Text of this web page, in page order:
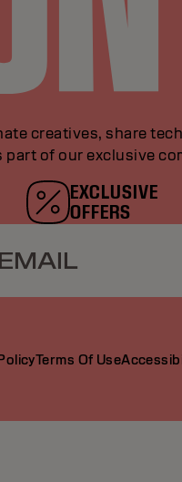
creatives, share
of our exclusive
EXCLUSIVE
OFFERS
Terms Of Use